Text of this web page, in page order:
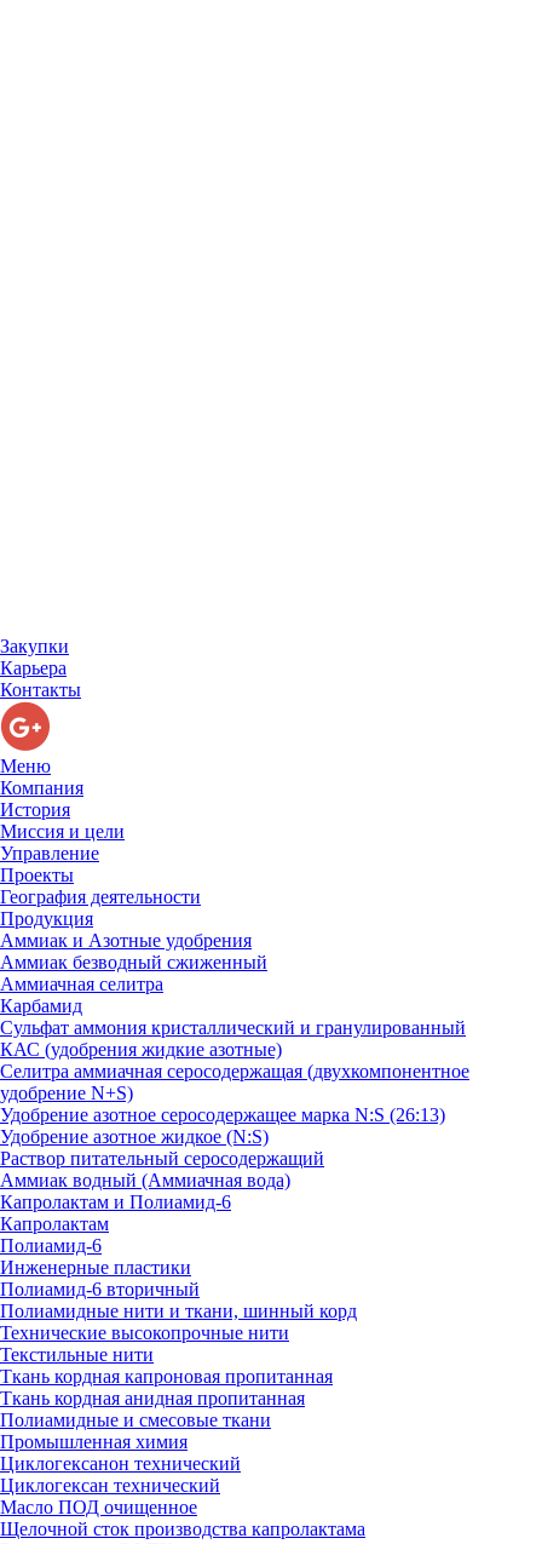
Закупки
Карьера
Контакты
Меню
Компания
История
Миссия и цели
Управление
Проекты
География деятельности
Продукция
Аммиак и Азотные удобрения
Аммиак безводный сжиженный
Аммиачная селитра
Карбамид
Сульфат аммония кристаллический и гранулированный
КАС (удобрения жидкие азотные)
Селитра аммиачная серосодержащая (двухкомпонентное
удобрение N+S)
Удобрение азотное серосодержащее марка N:S (26:13)
Удобрение азотное жидкое (N:S)
Раствор питательный серосодержащий
Аммиак водный (Аммиачная вода)
Капролактам и Полиамид-6
Капролактам
Полиамид-6
Инженерные пластики
Полиамид-6 вторичный
Полиамидные нити и ткани, шинный корд
Технические высокопрочные нити
Текстильные нити
Ткань кордная капроновая пропитанная
Ткань кордная анидная пропитанная
Полиамидные и смесовые ткани
Промышленная химия
Циклогексанон технический
Циклогексан технический
Масло ПОД очищенное
Щелочной сток производства капролактама